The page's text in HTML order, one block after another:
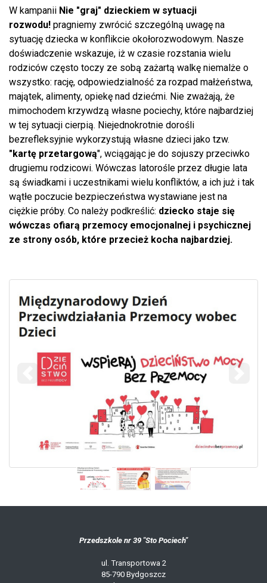
W kampanii Nie "graj" dzieckiem w sytuacji
rozwodu! pragniemy zwrócić szczególną uwagę na
sytuację dziecka w konflikcie okołorozwodowym. Nasze
doświadczenie wskazuje, iż w czasie rozstania wielu
rodziców często toczy ze sobą zażartą walkę niemalże o
wszystko: rację, odpowiedzialność za rozpad małżeństwa,
majątek, alimenty, opiekę nad dziećmi. Nie zważają, że
mimochodem krzywdzą własne pociechy, które najbardziej
w tej sytuacji cierpią. Niejednokrotnie dorośli
bezrefleksyjnie wykorzystują własne dzieci jako tzw.
"kartę przetargową", wciągając je do sojuszy przeciwko
drugiemu rodzicowi. Wówczas latorośle przez długie lata
są świadkami i uczestnikami wielu konfliktów, a ich już i tak
wątłe poczucie bezpieczeństwa wystawiane jest na
ciężkie próby. Co należy podkreślić: dziecko staje się
wówczas ofiarą przemocy emocjonalnej i psychicznej
ze strony osób, które przecież kocha najbardziej.
Poprzedni
Przedszkole nr 39 "Sto Pociech"
ul. Transportowa 2
85-790 Bydgoszcz